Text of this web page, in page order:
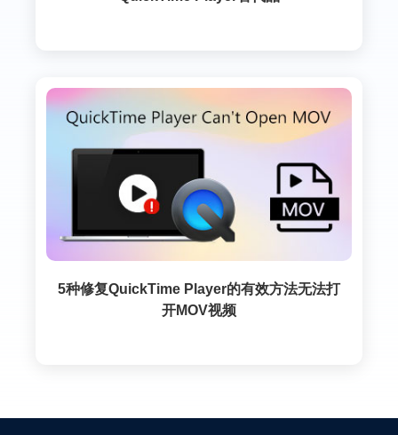
5种修复QuickTime Player的有效方法无法打
开MOV视频